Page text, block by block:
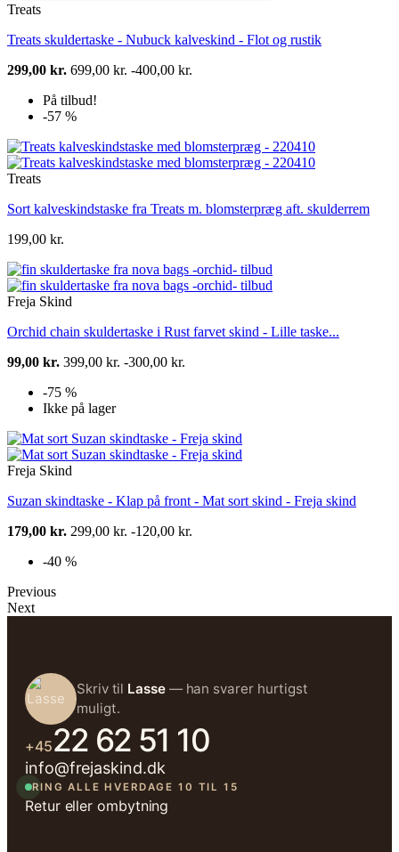
Treats
Treats skuldertaske - Nubuck kalveskind - Flot og rustik
299,00 kr. 699,00 kr. -400,00 kr.
På tilbud!
-57 %
Treats
Sort kalveskindstaske fra Treats m. blomsterpræg aft. skulderrem
199,00 kr.
Freja Skind
Orchid chain skuldertaske i Rust farvet skind - Lille taske...
99,00 kr. 399,00 kr. -300,00 kr.
-75 %
Ikke på lager
Freja Skind
Suzan skindtaske - Klap på front - Mat sort skind - Freja skind
179,00 kr. 299,00 kr. -120,00 kr.
-40 %
Previous
Next
Skriv til Lasse— han svarer hurtigst
muligt.
+4522 62 51 10
info@frejaskind.dk
RING ALLE HVERDAGE 10 TIL 15
Retur eller ombytning